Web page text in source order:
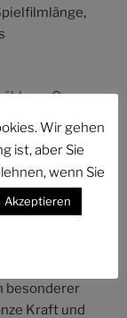
Ganz
nicht, es
auf dem
Menschen
hat er/sie
besonderer
Kraft und
Wir gehen
ist, aber Sie
wenn Sie
Akzeptieren